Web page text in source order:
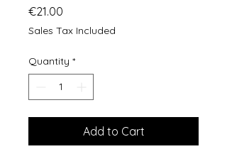
€21.00
Sales Tax Included
Quantity *
Add to Cart